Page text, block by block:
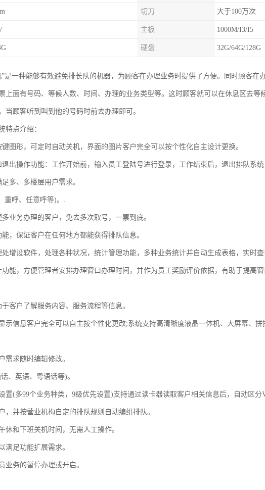
切刀 大于100万次
主板 1000M/I3/I5
硬盘 32G/64G/128G
是一种能够有效避免排长队的机器，为顾客在办理业务时提供了方便。同时顾客在
上面有号码、等候人数、时间、办理的业务类型等。这时顾客就可以在休息区去等
当顾客听到叫到他的号码时前去办理即可。
特点介绍：
图形，可定时自动关机，界面的图片客户完全可以按个性化自主设计更换。
出操作功能：工作开始前，输入员工登陆号进行登录，工作结束后，退出排队系
多、多楼层用户需求。
重呼、任意呼等)。.
业务办理的客户，免去多次取号，一票到底。
，保证客户在任何地方都能获得排队信息。
增设软件，处理各种状况，统计管理功能，多种业务统计并自动生成表格，实时查
能，方便管理者安排办理窗口办理时间，并作为员工奖励评价依据，有助于提高
客户了解服务内容、服务流程等信息。
示信息客户完全可以自主按个性化更改;系统支持高清晰度液晶一体机、大屏幕、
需求随时编辑修改。
、英语、粤语话等)。
置(多99个业务种类，9级优先设置)支持通过读卡器读取客户相关信息后，自动区
，并按营业机构自定的排队规则自动编组排队。
休和下班关机时间，无需人工操作。
满足功能扩展需求。
业务的暂停办理或开启。